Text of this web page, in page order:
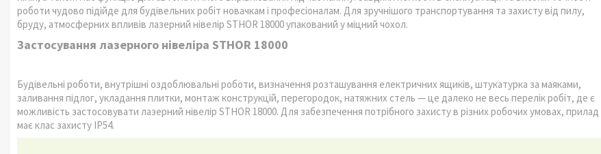
роботи чудово підійде для будівельних робіт новачкам і професіоналам. Для зручнішого транспортування та захисту від пилу,
бруду, атмосферних впливів лазерний нівелір STHOR 18000 упакований у міцний чохол.
Застосування лазерного нівеліра STHOR 18000
Будівельні роботи, внутрішні оздоблювальні роботи, визначення розташування електричних ящиків, штукатурка за маяками,
заливання підлог, укладання плитки, монтаж конструкцій, перегородок, натяжних стель — це далеко не весь перелік робіт, де є
можливість застосовувати лазерний нівелір STHOR 18000. Для забезпечення потрібного захисту в різних робочих умовах, прилад
має клас захисту IP54.